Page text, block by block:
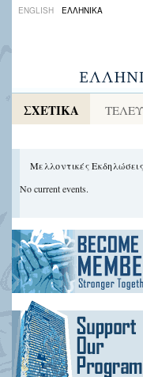
ENGLISH ΕΛΛΗΝΙΚΑ
ΣΧΕΤΙΚΑ
Μελλοντικές Εκδηλώσεις
No current events.